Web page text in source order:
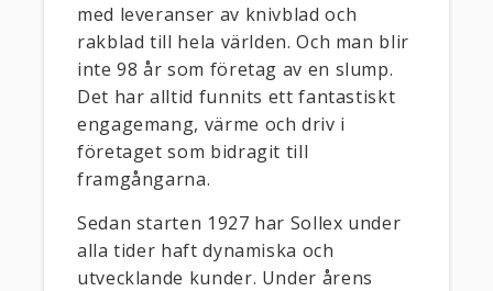
med leveranser av knivblad och
rakblad till hela världen. Och man blir
inte 98 år som företag av en slump.
Det har alltid funnits ett fantastiskt
engagemang, värme och driv i
företaget som bidragit till
framgångarna.
Sedan starten 1927 har Sollex under
alla tider haft dynamiska och
utvecklande kunder. Under årens